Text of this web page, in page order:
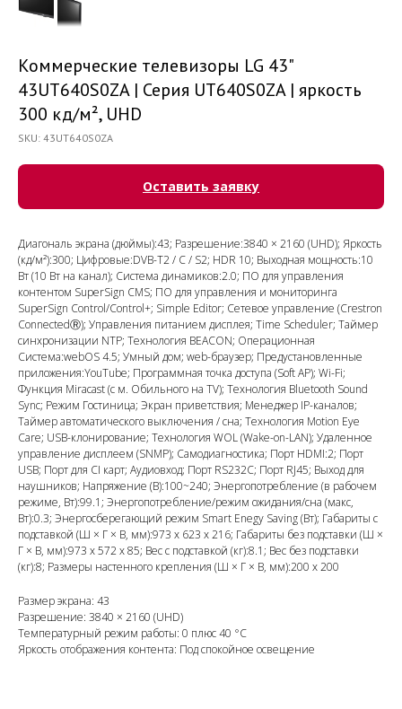
Коммерческие телевизоры LG 43"
43UT640S0ZA | Серия UT640S0ZA | яркость
300 кд/м², UHD
SKU: 43UT640S0ZA
Оставить заявку
Диагональ экрана (дюймы):43; Разрешение:3840 × 2160 (UHD); Яркость
(кд/м²):300; Цифровые:DVB-T2 / C / S2; HDR 10; Выходная мощность:10
Вт (10 Вт на канал); Система динамиков:2.0; ПО для управления
контентом SuperSign CMS; ПО для управления и мониторинга
SuperSign Control/Control+; Simple Editor; Сетевое управление (Crestron
ConnectedⓇ); Управления питанием дисплея; Time Scheduler; Таймер
синхронизации NTP; Технология BEACON; Операционная
Система:webOS 4.5; Умный дом; web-браузер; Предустановленные
приложения:YouTube; Программная точка доступа (Soft AP); Wi-Fi;
Функция Miracast (с м. Обильного на TV); Технология Bluetooth Sound
Sync; Режим Гостиница; Экран приветствия; Менеджер IP-каналов;
Таймер автоматического выключения / сна; Технология Motion Eye
Care; USB-клонирование; Технология WOL (Wake-on-LAN); Удаленное
управление дисплеем (SNMP); Самодиагностика; Порт HDMI:2; Порт
USB; Порт для CI карт; Аудиовход; Порт RS232C; Порт RJ45; Выход для
наушников; Напряжение (В):100~240; Энергопотребление (в рабочем
режиме, Вт):99.1; Энергопотребление/режим ожидания/сна (макс,
Вт):0.3; Энергосберегающий режим Smart Enegy Saving (Вт); Габариты с
подставкой (Ш × Г × В, мм):973 x 623 x 216; Габариты без подставки (Ш ×
Г × В, мм):973 x 572 x 85; Вес с подставкой (кг):8.1; Вес без подставки
(кг):8; Размеры настенного крепления (Ш × Г × В, мм):200 x 200
Размер экрана: 43
Разрешение: 3840 × 2160 (UHD)
Температурный режим работы: 0 плюс 40 °C
Яркость отображения контента: Под спокойное освещение